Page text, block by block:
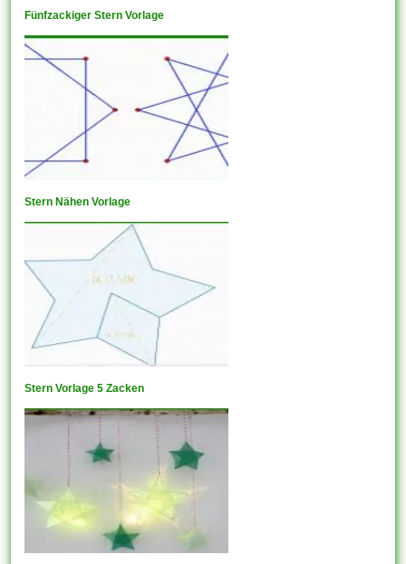
Fünfzackiger Stern Vorlage
Stern Nähen Vorlage
Stern Vorlage 5 Zacken